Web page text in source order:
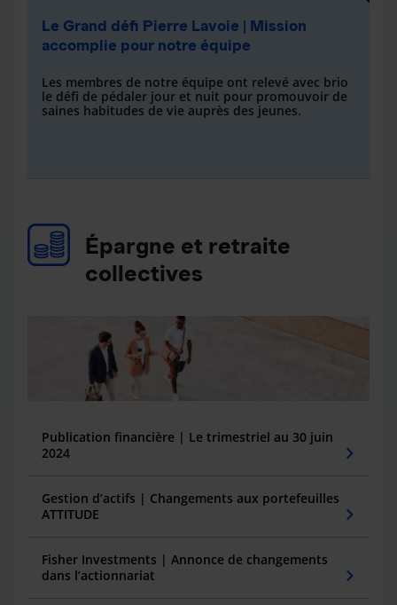
Le Grand défi Pierre Lavoie | Mission
accomplie pour notre équipe
Les membres de notre équipe ont relevé avec brio
le défi de pédaler jour et nuit pour promouvoir de
saines habitudes de vie auprès des jeunes.
Épargne et retraite
collectives
Publication financière | Le trimestriel au 30 juin
2024
Gestion d’actifs | Changements aux portefeuilles
ATTITUDE
Fisher Investments | Annonce de changements
dans l’actionnariat